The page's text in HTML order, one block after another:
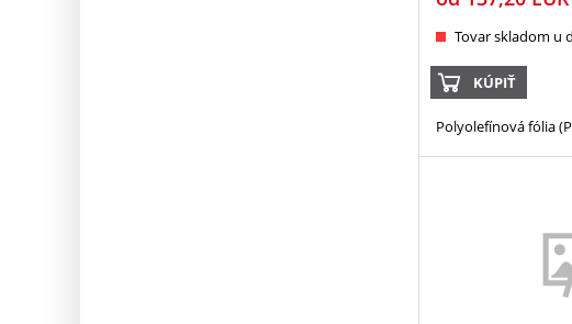
Tovar skladom u
KÚPIŤ
Polyolefínová fólia